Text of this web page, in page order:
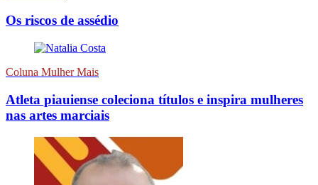
Os riscos de assédio
Coluna Mulher Mais
Atleta piauiense coleciona títulos e inspira mulheres
nas artes marciais